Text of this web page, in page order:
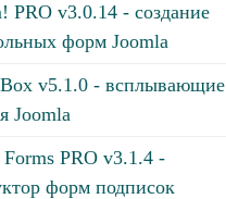
PRO v3.0.14 - создание
форм Joomla
Box v5.1.0 - всплывающие
Joomla
PRO v3.1.4 -
форм подписок